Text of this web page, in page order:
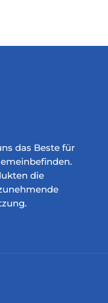
das Beste für
die